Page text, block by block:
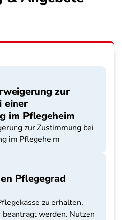
zur
einer
im Pflegeheim
zur Zustimmung bei
im Pflegeheim
Pflegegrad
zu erhalten,
werden. Nutzen